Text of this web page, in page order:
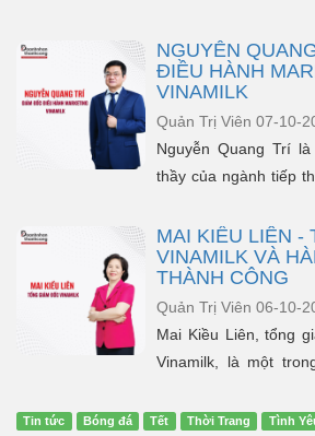
(R&D). Với nhiều n...
NGUYỄN
ĐIỀU HÀNH
VINAMILK
Quản Trị Viên 07-10-
Nguyễn Quang Trí
thầy của ngành tiếp
hành M...
MAI KIỀU LIÊN -
VINAMILK VÀ
THÀNH CÔNG
Quản Trị Viên 06-10-
Mai Kiều Liên, tổng
Vinamilk, là một
ng...
Tin tức Bóng đá Tết Thời Trang Tình